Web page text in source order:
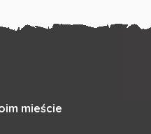
mieście